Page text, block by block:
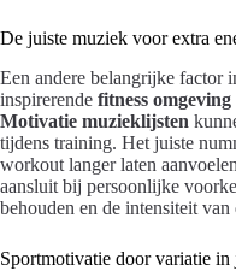
De juiste muziek voor extra
Een andere belangrijke factor
inspirerende fitness omgeving
Motivatie muzieklijsten
tijdens training. Het juiste
workout langer laten
aansluit bij persoonlijke
behouden en de intensiteit
Sportmotivatie door variatie